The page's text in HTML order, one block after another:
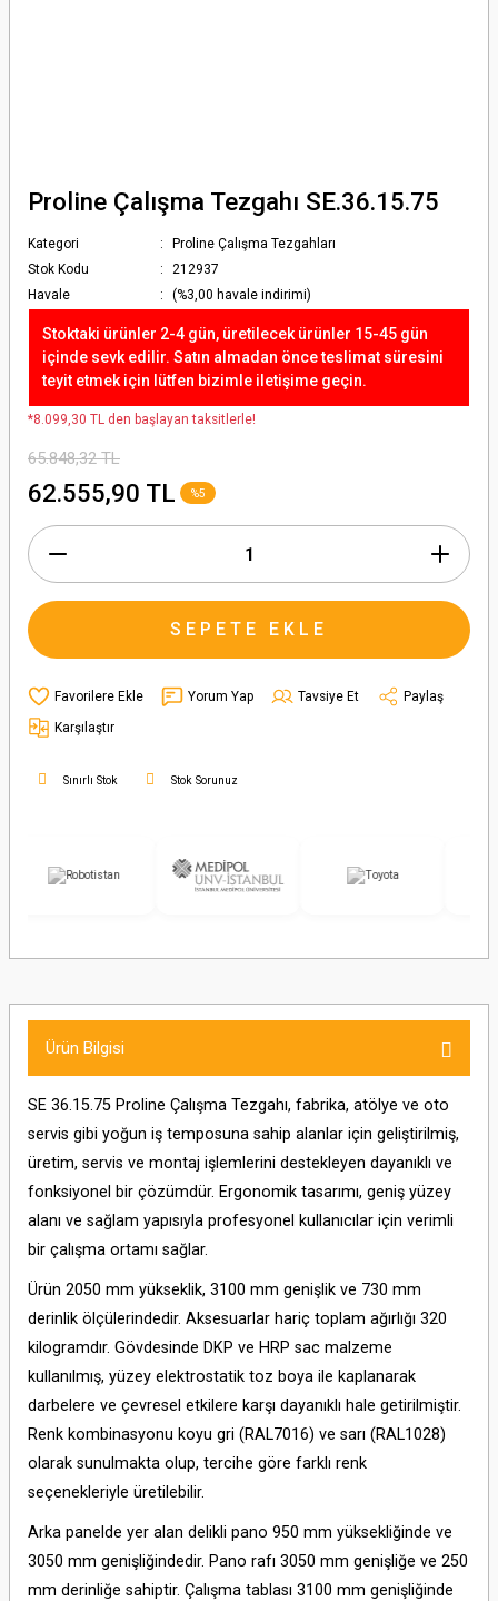
Proline Çalışma Tezgahı SE.36.15.75
Kategori
Proline Çalışma Tezgahları
Stok Kodu
212937
Havale
(%3,00 havale indirimi)
Stoktaki ürünler 2-4 gün, üretilecek ürünler 15-45 gün
içinde sevk edilir. Satın almadan önce teslimat süresini
teyit etmek için lütfen bizimle iletişime geçin.
*8.099,30 TL den başlayan taksitlerle!
65.848,32 TL
62.555,90 TL %5
SEPETE EKLE
Yorum Yap Tavsiye Et
Paylaş
Karşılaştır
Sınırlı Stok Stok Sorunuz
Ürün Bilgisi
SE 36.15.75 Proline Çalışma Tezgahı, fabrika, atölye ve oto
servis gibi yoğun iş temposuna sahip alanlar için geliştirilmiş,
üretim, servis ve montaj işlemlerini destekleyen dayanıklı ve
fonksiyonel bir çözümdür. Ergonomik tasarımı, geniş yüzey
alanı ve sağlam yapısıyla profesyonel kullanıcılar için verimli
bir çalışma ortamı sağlar.
Ürün 2050 mm yükseklik, 3100 mm genişlik ve 730 mm
derinlik ölçülerindedir. Aksesuarlar hariç toplam ağırlığı 320
kilogramdır. Gövdesinde DKP ve HRP sac malzeme
kullanılmış, yüzey elektrostatik toz boya ile kaplanarak
darbelere ve çevresel etkilere karşı dayanıklı hale getirilmiştir.
Renk kombinasyonu koyu gri (RAL7016) ve sarı (RAL1028)
olarak sunulmakta olup, tercihe göre farklı renk
seçenekleriyle üretilebilir.
Arka panelde yer alan delikli pano 950 mm yüksekliğinde ve
3050 mm genişliğindedir. Pano rafı 3050 mm genişliğe ve 250
mm derinliğe sahiptir. Çalışma tablası 3100 mm genişliğinde